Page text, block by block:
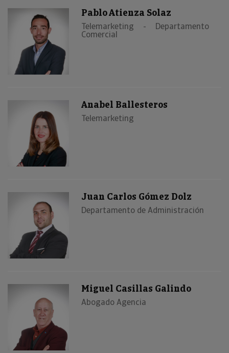
Pablo Atienza Solaz
Telemarketing - Departamento
Comercial
Anabel Ballesteros
Telemarketing
Juan Carlos Gómez Dolz
Departamento de Administración
Miguel Casillas Galindo
Abogado Agencia